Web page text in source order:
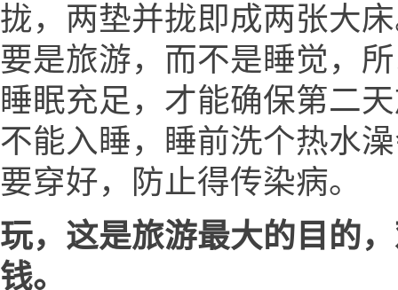
拢，两垫并拢即成两张大
要是旅游，而不是睡觉，
睡眠充足，才能确保第二
不能入睡，睡前洗个热水
要穿好，防止得传染病。
玩，这是旅游最大的目的
钱。